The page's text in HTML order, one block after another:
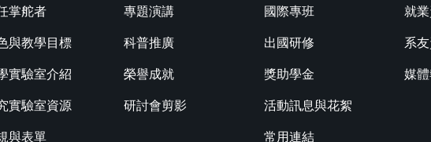
掌舵者
與教學目標
實驗室介紹
實驗室資源
與表單
專題演講
科普推廣
榮譽成就
研討會剪影
國際專班
出國研修
獎助學金
活動訊息與花絮
常用連結
就
系
媒